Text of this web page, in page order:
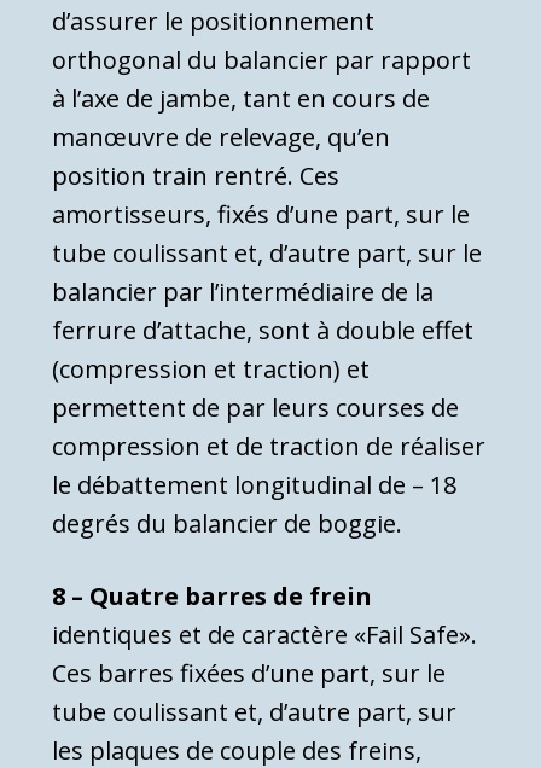
d’assurer le positionnement
orthogonal du balancier par rapport
à l’axe de jambe, tant en cours de
manœuvre de relevage, qu’en
position train rentré. Ces
amortisseurs, fixés d’une part, sur le
tube coulissant et, d’autre part, sur le
balancier par l’intermédiaire de la
ferrure d’attache, sont à double effet
(compression et traction) et
permettent de par leurs courses de
compression et de traction de réaliser
le débattement longitudinal de – 18
de­grés du balancier de boggie.
8 – Quatre barres de frein
identiques et de caractère «Fail Safe».
Ces barres fixées d’une part, sur le
tube coulissant et, d’autre part, sur
les plaques de couple des freins,